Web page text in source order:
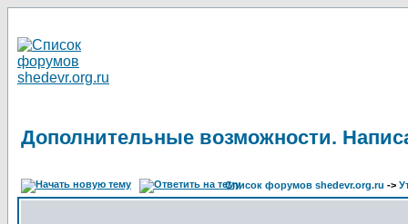
Дополнительные возможности.
Список форумов shedevr.org.ru ->